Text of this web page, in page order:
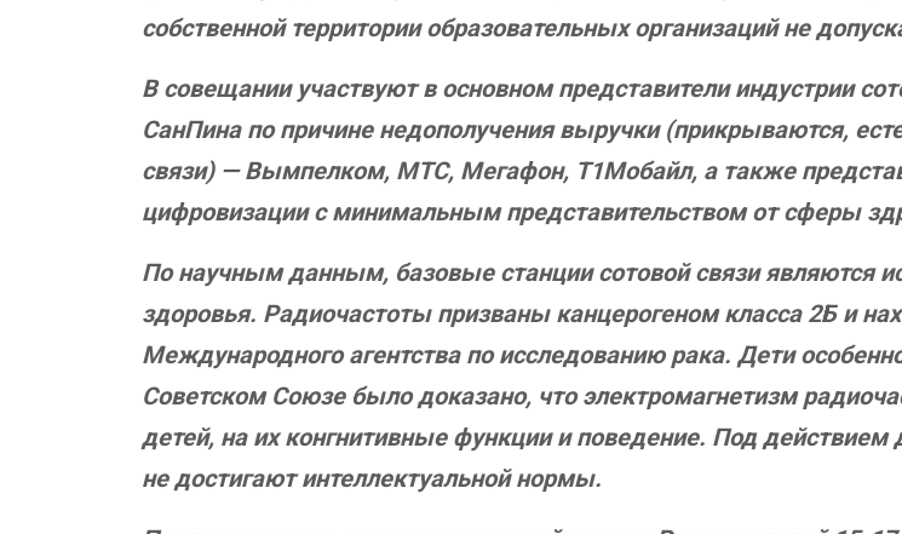
собственной территории образовательных организаций не
В совещании участвуют в основном представители индустрии
СанПина по причине недополучения выручки (прикрываются,
связи) — Вымпелком, МТС, Мегафон, Т1Мобайл, а также
цифровизации с минимальным представительством от сферы
По научным данным, базовые станции сотовой связи являются
здоровья. Радиочастоты призваны канцерогеном класса 2Б и
Международного агентства по исследованию рака. Дети
Советском Союзе было доказано, что электромагнетизм
детей, на их конгнитивные функции и поведение. Под
не достигают интеллектуальной нормы.